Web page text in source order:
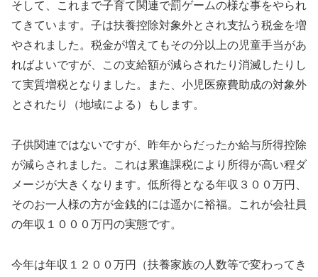
そして、これまで子育て関連で罰ゲームの様な事をやられ
てきています。子は扶養控除対象外とされ支払う税金を増
やされました。税金が増えてもその分以上の児童手当があ
ればよいですが、この支給額が減らされたり消滅したりし
て実質増税となりました。また、小児医療費助成の対象外
とされたり（地域による）もします。
子供関連ではないですが、昨年からだったか給与所得控除
が減らされました。これは累進課税により所得が高い程ダ
メージが大きくなります。低所得となる年収３００万円、
そのお一人様の方が金銭的には遥かに裕福。これが会社員
の年収１０００万円の実態です。
今年は年収１２００万円（扶養家族の人数等で変わってき